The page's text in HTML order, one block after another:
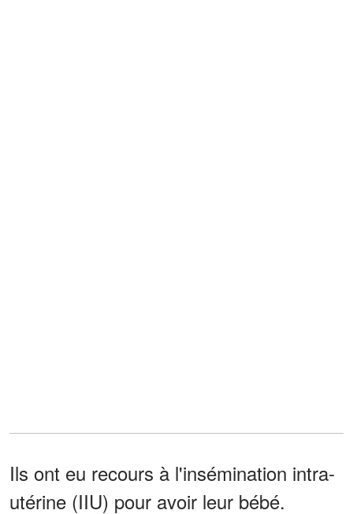
Ils ont eu recours à l'insémination intra-
utérine (IIU) pour avoir leur bébé.